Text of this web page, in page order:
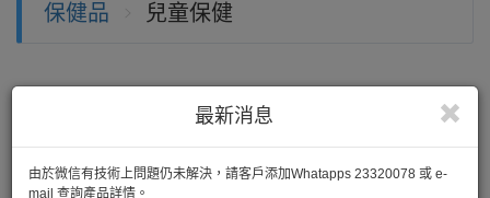
最新消息
由於微信有技術上問題仍未解決，請客戶添加Whatapps 23320078 或 e-
mail 查詢產品詳情。
保健品 兒童保健